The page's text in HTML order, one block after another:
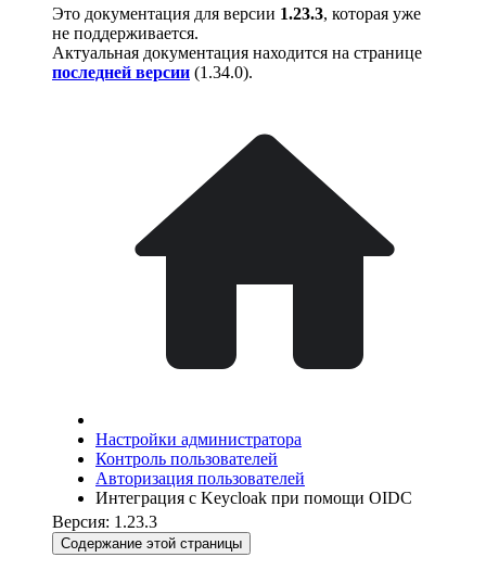
Это документация для версии 1.23.3, которая уже
не поддерживается.
Актуальная документация находится на странице
последней версии (1.34.0).
Настройки администратора
Контроль пользователей
Авторизация пользователей
Интеграция с Keycloak при помощи OIDC
Версия: 1.23.3
Содержание этой страницы